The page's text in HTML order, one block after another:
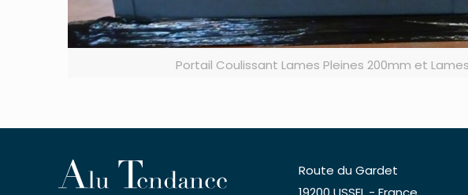
Portail Coulissant Lames Pleines 200mm et
Route du Gardet